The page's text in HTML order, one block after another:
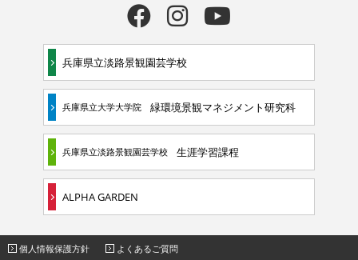
兵庫県立淡路景観園芸学校
兵庫県立大学大学院 緑環境景観マネジメント研究科
兵庫県立淡路景観園芸学校 生涯学習課程
ALPHA GARDEN
個人情報保護方針 よくあるご質問